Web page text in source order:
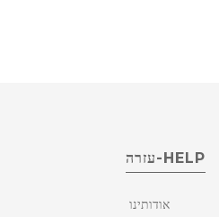
HELP-עזרה
אודותינו